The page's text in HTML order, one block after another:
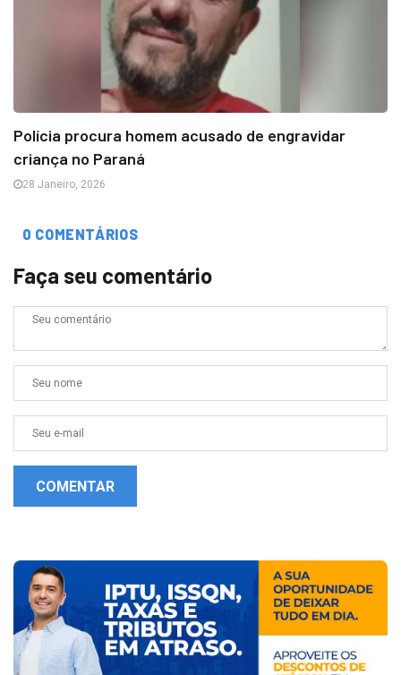
Polícia procura homem acusado de engravidar
criança no Paraná
28 Janeiro, 2026
0 COMENTÁRIOS
Faça seu comentário
COMENTAR